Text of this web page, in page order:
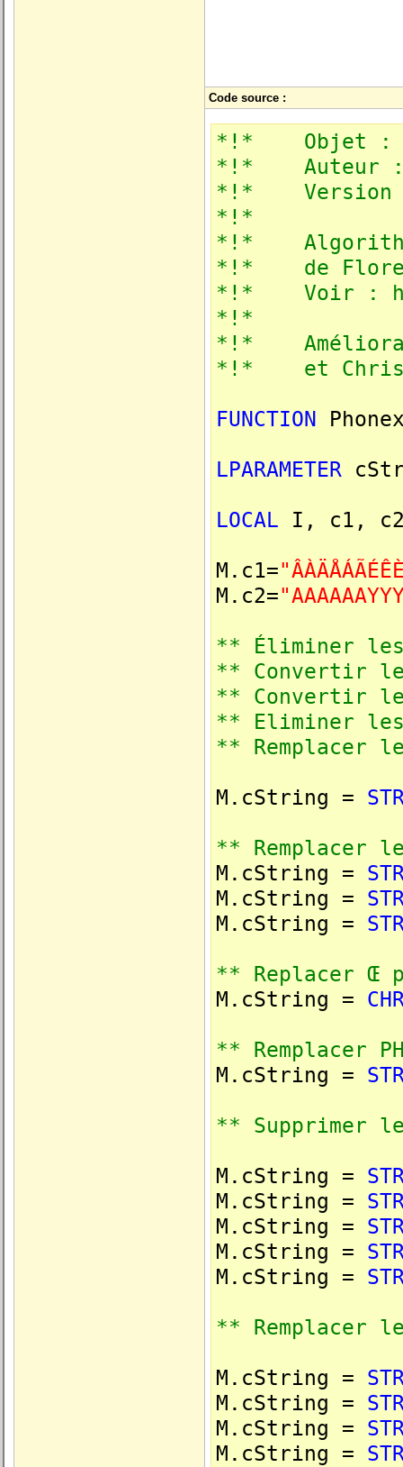
Code source :
*!* Objet :
*!* Auteur :
*!* Version :
*!*
*!*
*!* de
*!* Voir :
*!*
*!*
*!* et
FUNCTION
LPARAMETER
LOCAL I, c1,
M.c1=
M.c2=
** Éliminer les
** Convertir le
** Convertir
** Eliminer
** Remplacer
M.cString =
** Remplacer
M.cString =
M.cString =
M.cString =
** Replacer Œ
M.cString =
** Remplacer
M.cString =
** Supprimer
M.cString =
M.cString =
M.cString =
M.cString =
M.cString =
** Remplacer
M.cString =
M.cString =
M.cString =
M.cString =